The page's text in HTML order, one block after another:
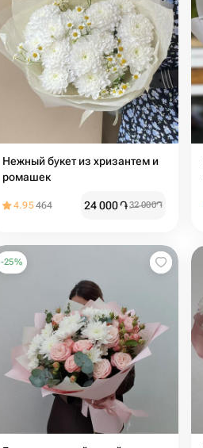
Нежный букет из хризантем и
ромашек
4.95464 24 000֏32 000֏
-25%